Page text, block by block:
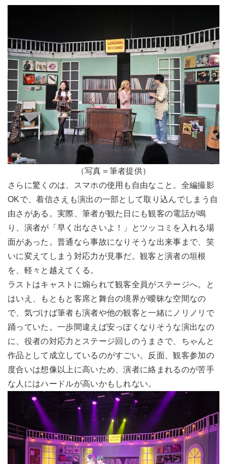
（写真＝筆者提供）
さらに驚くのは、スマホの使用も自由なこと。全編撮影
OKで、着信さえも演出の一部として取り込んでしまう自
由さがある。実際、筆者が観た日にも観客の電話が鳴
り、演者が「早く出なさいよ！」とツッコミを入れる場
面があった。普通なら事故になりそうな出来事まで、笑
いに変えてしまう対応力が見事だ。観客と演者の垣根
を、軽々と越えてくる。
ラストはキャストに煽られて観客全員がステージへ。と
はいえ、もともと客席と舞台の境界が曖昧な空間なの
で、気づけば筆者も演者や他の観客と一緒にノリノリで
踊っていた。一歩間違えば安っぽくなりそうな演出なの
に、役者の対応力とステージ回しのうまさで、ちゃんと
作品として成立しているのがすごい。反面、観客参加の
度合いは想像以上に高いため、演者に絡まれるのが苦手
な人にはハードルが高いかもしれない。